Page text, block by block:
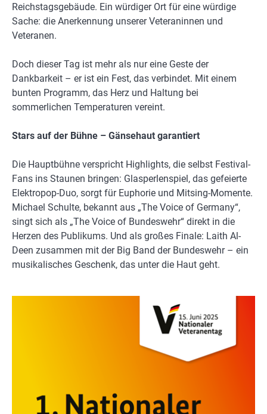
Reichstagsgebäude. Ein würdiger Ort für eine würdige
Sache: die Anerkennung unserer Veteraninnen und
Veteranen.
Doch dieser Tag ist mehr als nur eine Geste der
Dankbarkeit – er ist ein Fest, das verbindet. Mit einem
bunten Programm, das Herz und Haltung bei
sommerlichen Temperaturen vereint.
Stars auf der Bühne – Gänsehaut garantiert
Die Hauptbühne verspricht Highlights, die selbst Festival-
Fans ins Staunen bringen: Glasperlenspiel, das gefeierte
Elektropop-Duo, sorgt für Euphorie und Mitsing-Momente.
Michael Schulte, bekannt aus „The Voice of Germany“,
singt sich als „The Voice of Bundeswehr“ direkt in die
Herzen des Publikums. Und als großes Finale: Laith Al-
Deen zusammen mit der Big Band der Bundeswehr – ein
musikalisches Geschenk, das unter die Haut geht.